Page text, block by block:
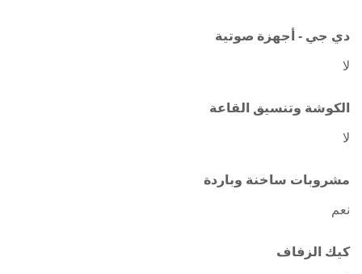
دي جي - أجهزة صوتية
لا
الكوشة وتنسيق القاعة
لا
مشروبات ساخنة وباردة
نعم
كيك الزفاف